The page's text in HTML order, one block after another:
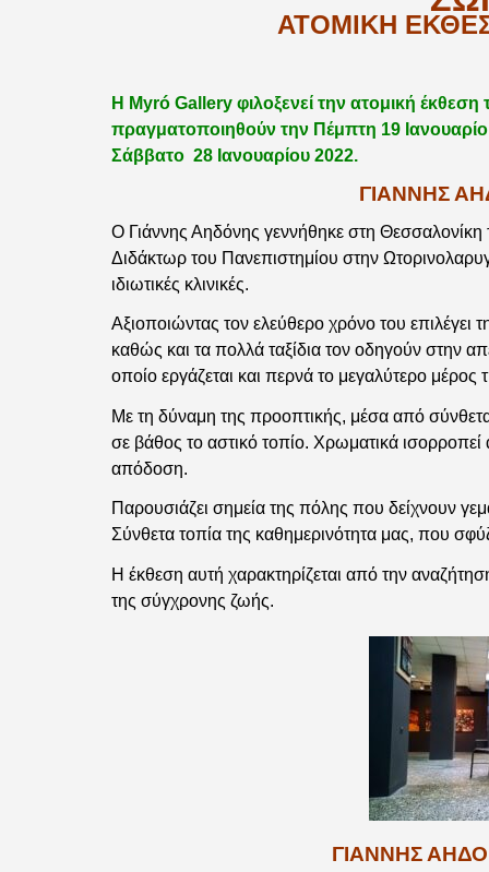
ΑΤΟΜΙΚΗ
Η Myró Gallery φιλοξενεί την ατομική
πραγματοποιηθούν την Πέμπτη 19
Σάββατο 28 Ιανουαρίου 2022.
ΓΙΑΝΝΗΣ
Ο Γιάννης Αηδόνης γεννήθηκε στη
Διδάκτωρ του Πανεπιστημίου στην
ιδιωτικές κλινικές.
Αξιοποιώντας τον ελεύθερο χρόνο του επιλέγει
καθώς και τα πολλά ταξίδια τον οδηγούν στην
οποίο εργάζεται και περνά το μεγαλύτερο μέρος
Με τη δύναμη της προοπτικής, μέσα από
σε βάθος το αστικό τοπίο. Χρωματικά ισορροπεί
απόδοση.
Παρουσιάζει σημεία της πόλης που δείχνουν
Σύνθετα τοπία της καθημερινότητα μας, που
Η έκθεση αυτή χαρακτηρίζεται από την
της σύγχρονης ζωής.
ΓΙΑΝΝΗΣ